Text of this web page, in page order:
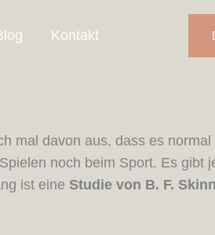
Kontakt
mal davon aus, dass es normal
noch beim Sport. Es gibt
ist eine Studie von B. F.